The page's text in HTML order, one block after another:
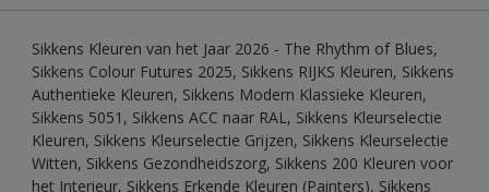
Sikkens Kleuren van het Jaar 2026 - The Rhythm of Blues,
Sikkens Colour Futures 2025, Sikkens RIJKS Kleuren, Sikkens
Authentieke Kleuren, Sikkens Modern Klassieke Kleuren,
Sikkens 5051, Sikkens ACC naar RAL, Sikkens Kleurselectie
Kleuren, Sikkens Kleurselectie Grijzen, Sikkens Kleurselectie
Witten, Sikkens Gezondheidszorg, Sikkens 200 Kleuren voor
het Interieur, Sikkens Erkende Kleuren (Painters), Sikkens